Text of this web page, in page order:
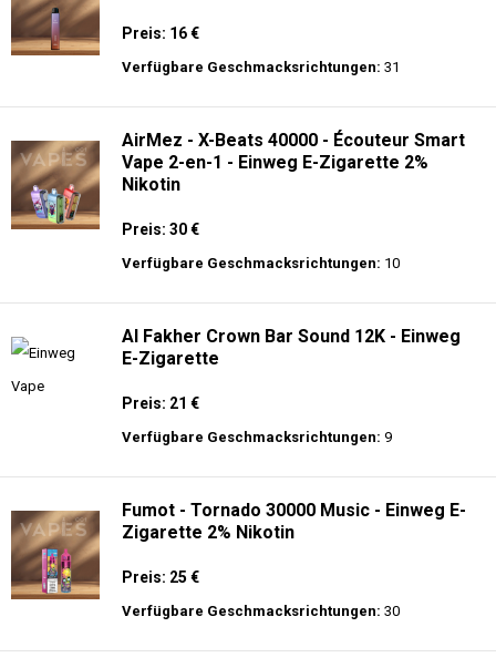
Preis: 16 €
Verfügbare Geschmacksrichtungen: 31
AirMez - X-Beats 40000 - Écouteur Smart
Vape 2-en-1 - Einweg E-Zigarette 2%
Nikotin
Preis: 30 €
Verfügbare Geschmacksrichtungen: 10
Al Fakher Crown Bar Sound 12K - Einweg
E-Zigarette
Preis: 21 €
Verfügbare Geschmacksrichtungen: 9
Fumot - Tornado 30000 Music - Einweg E-
Zigarette 2% Nikotin
Preis: 25 €
Verfügbare Geschmacksrichtungen: 30